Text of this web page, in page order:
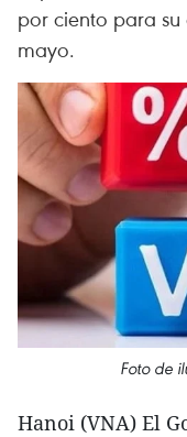
por ciento para
mayo.
Foto de
Hanoi (VNA) El